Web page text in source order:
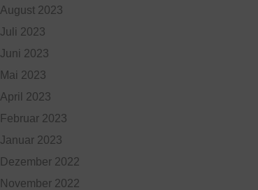
August 2023
Juli 2023
Juni 2023
Mai 2023
April 2023
Februar 2023
Januar 2023
Dezember 2022
November 2022